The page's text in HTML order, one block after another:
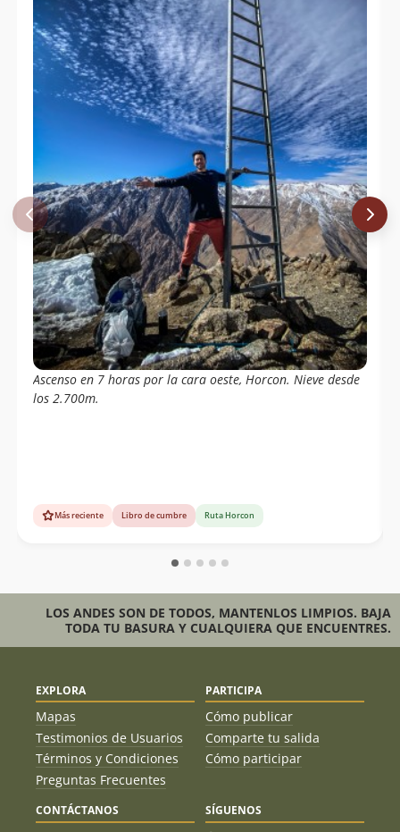
Ascenso en 7 horas por la cara oeste, Horcon. Nieve desde
los 2.700m.
Más reciente Libro de cumbre Ruta Horcon
LOS ANDES SON DE TODOS, MANTENLOS LIMPIOS. BAJA
TODA TU BASURA Y CUALQUIERA QUE ENCUENTRES.
EXPLORA
Mapas
Testimonios de Usuarios
Términos y Condiciones
Preguntas Frecuentes
PARTICIPA
Cómo publicar
Comparte tu salida
Cómo participar
CONTÁCTANOS SÍGUENOS